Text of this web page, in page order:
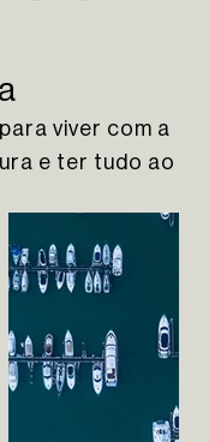
viver com a
e ter tudo ao